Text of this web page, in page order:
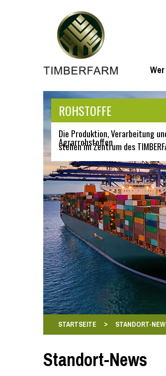
ROHSTOFFE
Die Produktion, Verarbeitung
Agrarrohstoffen
stehen im Zentrum des
STARTSEITE > STANDORT-
Standort-News